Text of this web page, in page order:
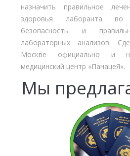
назначить правильное
здоровья лаборанта во
безопасность и
лабораторных анализов.
Москве официально и
медицинский центр «ПанацеЯ».
Мы